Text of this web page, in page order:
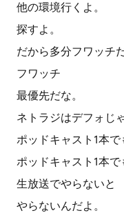
他の環境行くよ。
探すよ。
だから多分フワッチだ
フワッチ
最優先だな。
ネトラジはデフォじ
ポッドキャスト1本で
ポッドキャスト1本
生放送でやらないと
やらないんだよ。